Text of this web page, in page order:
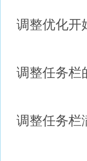
调整优化开
调整任务栏
调整任务栏